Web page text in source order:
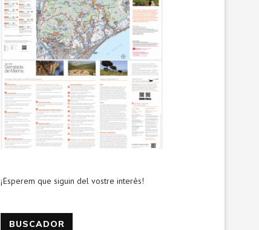
¡Esperem que siguin del vostre interès!
BUSCADOR